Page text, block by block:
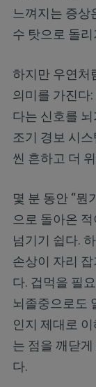
느껴지는 증상
수 탓으로 돌리
하지만 우연처
의미를 가진다
다는 신호를
조기 경보 시
씬 흔하고 더
몇 분 동안 “뭔
으로 돌아온
넘기기 쉽다.
손상이 자리
다. 겁먹을 필
뇌졸중으로도
인지 제대로
는 점을 깨닫
다.